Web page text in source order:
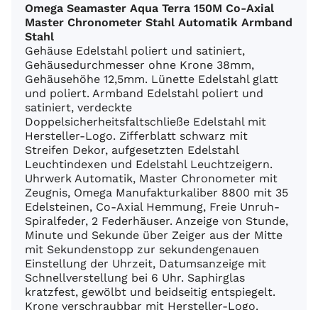
Omega Seamaster Aqua Terra 150M Co-Axial
Master Chronometer Stahl Automatik Armband
Stahl
Gehäuse Edelstahl poliert und satiniert,
Gehäusedurchmesser ohne Krone 38mm,
Gehäusehöhe 12,5mm. Lünette Edelstahl glatt
und poliert. Armband Edelstahl poliert und
satiniert, verdeckte
Doppelsicherheitsfaltschließe Edelstahl mit
Hersteller-Logo. Zifferblatt schwarz mit
Streifen Dekor, aufgesetzten Edelstahl
Leuchtindexen und Edelstahl Leuchtzeigern.
Uhrwerk Automatik, Master Chronometer mit
Zeugnis, Omega Manufakturkaliber 8800 mit 35
Edelsteinen, Co-Axial Hemmung, Freie Unruh-
Spiralfeder, 2 Federhäuser. Anzeige von Stunde,
Minute und Sekunde über Zeiger aus der Mitte
mit Sekundenstopp zur sekundengenauen
Einstellung der Uhrzeit, Datumsanzeige mit
Schnellverstellung bei 6 Uhr. Saphirglas
kratzfest, gewölbt und beidseitig entspiegelt.
Krone verschraubbar mit Hersteller-Logo.